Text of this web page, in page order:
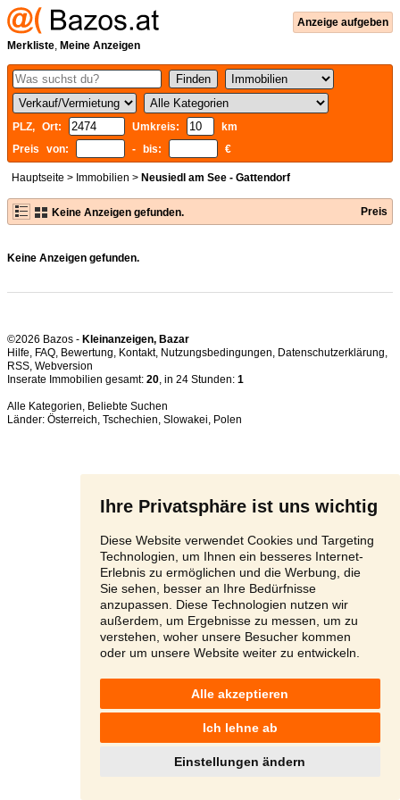
Ihre Privatsphäre ist uns wichtig
Diese Website verwendet Cookies und Targeting
Technologien, um Ihnen ein besseres Internet-
Erlebnis zu ermöglichen und die Werbung, die
Sie sehen, besser an Ihre Bedürfnisse
anzupassen. Diese Technologien nutzen wir
außerdem, um Ergebnisse zu messen, um zu
verstehen, woher unsere Besucher kommen
oder um unsere Website weiter zu entwickeln.
Alle akzeptieren
Ich lehne ab
Einstellungen ändern
Anzeige aufgeben
Merkliste, Meine Anzeigen
PLZ, Ort: Umkreis:
km
Preis von:
- bis: €
Hauptseite > Immobilien > Neusiedl am See - Gattendorf
Keine Anzeigen gefunden. Preis
Keine Anzeigen gefunden.
©2026 Bazos - Kleinanzeigen, Bazar
Hilfe, FAQ, Bewertung, Kontakt, Nutzungsbedingungen, Datenschutzerklärung,
RSS,
Inserate Immobilien gesamt: 20, in 24 Stunden: 1
Alle Kategorien, Beliebte Suchen
Länder: Österreich, Tschechien, Slowakei, Polen